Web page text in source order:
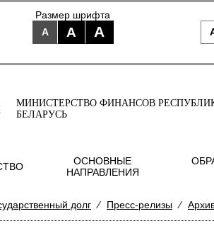
Размер шрифта
A
A A
МИНИСТЕРСТВО ФИНАНСОВ
БЕЛАРУСЬ
ОСНОВНЫЕ
НАПРАВЛЕНИЯ
долг ⁄ Пресс-релизы ⁄